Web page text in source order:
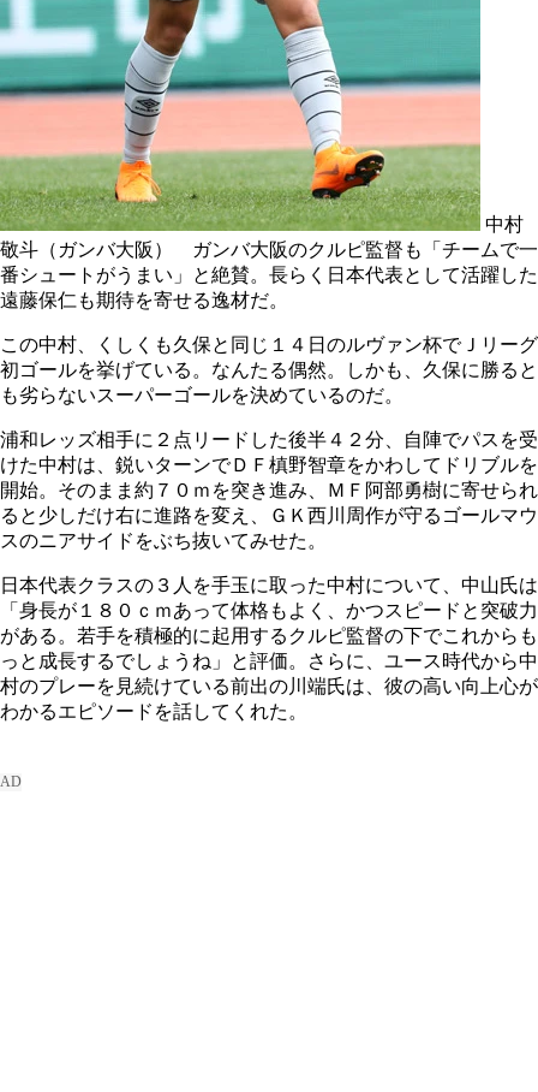
中村
敬斗（ガンバ大阪） ガンバ大阪のクルピ監督も「チームで一
番シュートがうまい」と絶賛。長らく日本代表として活躍した
遠藤保仁も期待を寄せる逸材だ。
この中村、くしくも久保と同じ１４日のルヴァン杯でＪリーグ
初ゴールを挙げている。なんたる偶然。しかも、久保に勝ると
も劣らないスーパーゴールを決めているのだ。
浦和レッズ相手に２点リードした後半４２分、自陣でパスを受
けた中村は、鋭いターンでＤＦ槙野智章をかわしてドリブルを
開始。そのまま約７０ｍを突き進み、ＭＦ阿部勇樹に寄せられ
ると少しだけ右に進路を変え、ＧＫ西川周作が守るゴールマウ
スのニアサイドをぶち抜いてみせた。
日本代表クラスの３人を手玉に取った中村について、中山氏は
「身長が１８０ｃｍあって体格もよく、かつスピードと突破力
がある。若手を積極的に起用するクルピ監督の下でこれからも
っと成長するでしょうね」と評価。さらに、ユース時代から中
村のプレーを見続けている前出の川端氏は、彼の高い向上心が
わかるエピソードを話してくれた。